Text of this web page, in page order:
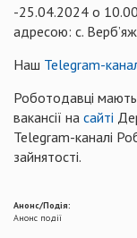
-25.04.2024 о 10.00
адресою: с.
Наш Telegram-
Роботодавці
вакансії на сайті
Telegram-каналі
зайнятості.
Анонс/Подія:
Анонс події